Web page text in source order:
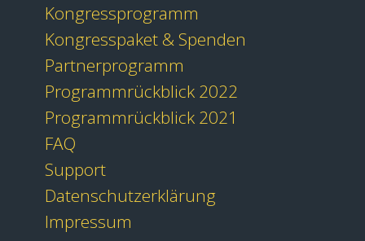
Kongressprogramm
Kongresspaket & Spenden
Partnerprogramm
Programmrückblick 2022
Programmrückblick 2021
FAQ
Support
Datenschutzerklärung
Impressum